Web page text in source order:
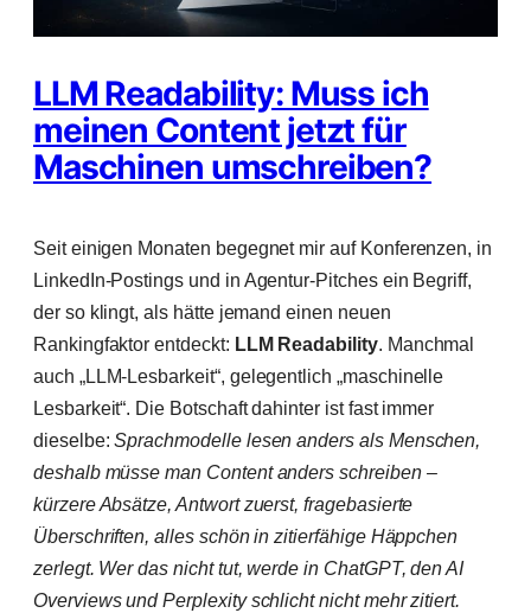
LLM Readability: Muss ich
meinen Content jetzt für
Maschinen umschreiben?
Seit einigen Monaten begegnet mir auf Konferenzen, in
LinkedIn-Postings und in Agentur-Pitches ein Begriff,
der so klingt, als hätte jemand einen neuen
Rankingfaktor entdeckt: LLM Readability. Manchmal
auch „LLM-Lesbarkeit“, gelegentlich „maschinelle
Lesbarkeit“. Die Botschaft dahinter ist fast immer
dieselbe:Sprachmodelle lesen anders als Menschen,
deshalb müsse man Content anders schreiben –
kürzere Absätze, Antwort zuerst, fragebasierte
Überschriften, alles schön in zitierfähige Häppchen
zerlegt. Wer das nicht tut, werde in ChatGPT, den AI
Overviews und Perplexity schlicht nicht mehr zitiert.